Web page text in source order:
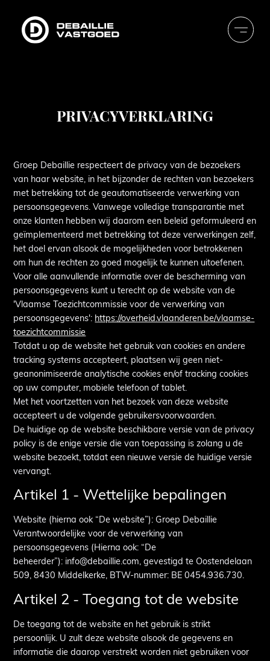
PRIVACYVERKLARING
Groep Debaillie respecteert de privacy van de bezoekers
van haar website, in het bijzonder de rechten van bezoekers
met betrekking tot de geautomatiseerde verwerking van
persoonsgegevens. Vanwege volledige transparantie met
onze klanten hebben wij daarom een beleid geformuleerd en
geïmplementeerd met betrekking tot deze verwerkingen zelf,
het doel ervan alsook de mogelijkheden voor betrokkenen
om hun de rechten zo goed mogelijk te kunnen uitoefenen.
Voor alle aanvullende informatie over de bescherming van
persoonsgegevens kunt u terecht op de website van de
'Vlaamse Toezichtcommissie voor de verwerking van
persoonsgegevens': https://overheid.vlaanderen.be/vlaamse-
toezichtcommissie
Totdat u op de website het gebruik van cookies en andere
tracking systems accepteert, plaatsen wij geen niet-
geanonimiseerde analytische cookies en/of tracking cookies
op uw computer, mobiele telefoon of tablet.
Met het voortzetten van het bezoek van deze website
accepteert u de volgende gebruikersvoorwaarden.
De huidige op de website beschikbare versie van de privacy
policy is de enige versie die van toepassing is zolang u de
website bezoekt, totdat een nieuwe versie de huidige versie
vervangt.
Artikel 1 - Wettelijke bepalingen
Website (hierna ook “De website”): Groep Debaillie
Verantwoordelijke voor de verwerking van
persoonsgegevens (Hierna ook: “De
beheerder”): info@debaillie.com, gevestigd te Oostendelaan
509, 8430 Middelkerke, BTW-nummer: BE 0454.936.730.
Artikel 2 - Toegang tot de website
De toegang tot de website en het gebruik is strikt
persoonlijk. U zult deze website alsook de gegevens en
informatie die daarop verstrekt worden niet gebruiken voor